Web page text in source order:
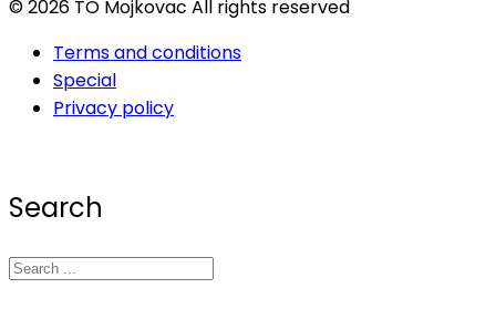
© 2026 TO Mojkovac All rights reserved
Terms and conditions
Special
Privacy policy
Search